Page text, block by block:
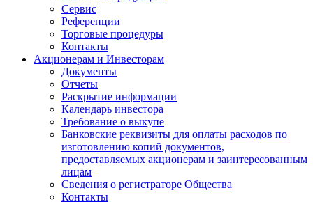
Сервис
Референции
Торговые процедуры
Контакты
Акционерам и Инвесторам
Документы
Отчеты
Раскрытие информации
Календарь инвестора
Требование о выкупе
Банковские реквизиты для оплаты расходов по
изготовлению копий документов,
предоставляемых акционерам и заинтересованным
лицам
Сведения о регистраторе Общества
Контакты